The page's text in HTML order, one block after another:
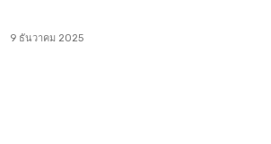
9 ธันวาคม 2025